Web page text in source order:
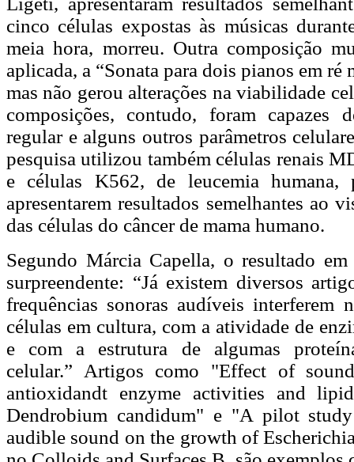
cinco células expostas às músicas
meia hora, morreu. Outra composição
aplicada, a “Sonata para dois pianos em ré
mas não gerou alterações na viabilidade
composições, contudo, foram capazes
regular e alguns outros parâmetros
pesquisa utilizou também células renais
e células K562, de leucemia humana,
apresentarem resultados semelhantes ao
das células do câncer de mama humano.
Segundo Márcia Capella, o resultado
surpreendente: “Já existem diversos
frequências sonoras audíveis interferem
células em cultura, com a atividade de
e com a estrutura de algumas
celular.” Artigos como "Effect of
antioxidandt enzyme activities and
Dendrobium candidum" e "A pilot
audible sound on the growth of